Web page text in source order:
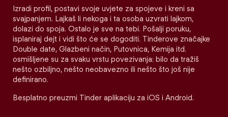
Izradi profil, postavi svoje uvjete za spojeve i kreni sa
svajpanjem. Lajkaš li nekoga i ta osoba uzvrati lajkom,
dolazi do spoja. Ostalo je sve na tebi. Pošalji poruku,
isplaniraj dejt i vidi što će se dogoditi. Tinderove značajke
Double date, Glazbeni način, Putovnica, Kemija itd.
osmišljene su za svaku vrstu povezivanja: bilo da tražiš
nešto ozbiljno, nešto neobavezno ili nešto što još nije
definirano.
Besplatno preuzmi Tinder aplikaciju za iOS i Android.